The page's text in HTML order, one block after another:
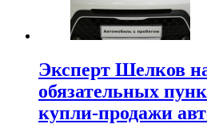
Эксперт Шелков
обязательных
купли-продажи